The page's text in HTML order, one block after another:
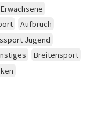
Aufbruch
Jugend
Breitensport